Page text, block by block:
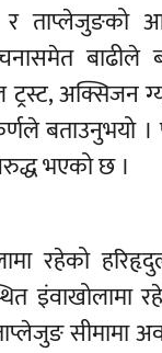
ताप्लेजुङको
अक्सिजन
बताउनुभयो ।
भएको छ ।
रहेको
इंवाखोलामा
सीमामा